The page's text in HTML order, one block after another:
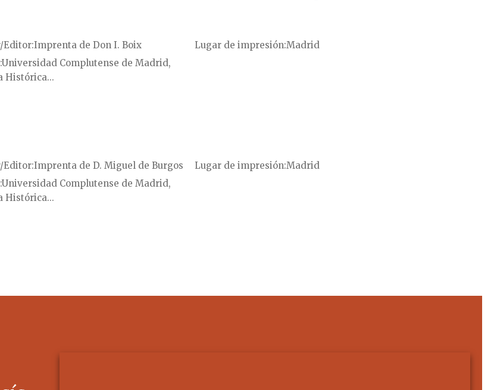
Editor Imprenta de Don I. Boix Lugar de impresión Madrid
Universidad Complutense de Madrid,
Histórica...
Editor Imprenta de D. Miguel de Burgos Lugar de impresión Madrid
Universidad Complutense de Madrid,
Histórica...